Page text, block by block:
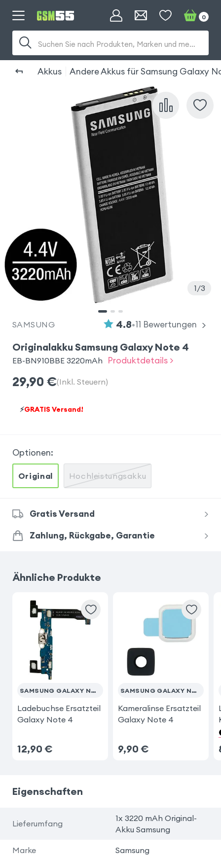
Suchen Sie nach Produkten, Marken und mehr...
0
Akkus Andere Akkus für Samsung Galaxy
1 3
SAMSUNG 4.8•11 Bewertungen
Originalakku Samsung Galaxy Note 4
EB-BN910BBE 3220mAh Produktdetails >
29,90 €(Inkl. Steuern)
⚡GRATIS Versand!
Optionen:
Original Hochleistungsakku
Gratis Versand
Zahlung, Rückgabe, Garantie
Ähnliche Produkte
SAMSUNG GALAXY NOTE 4
Ladebuchse Ersatzteil
Galaxy Note 4
12,90 €
SAMSUNG GALAXY NOTE 4
Kameralinse Ersatzteil
Galaxy Note 4
9,90 €
Eigenschaften
Lieferumfang
1x 3220 mAh Original-
Akku Samsung
Marke Samsung